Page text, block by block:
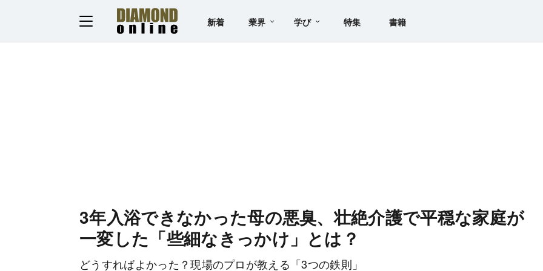
新着 業界 学び 特集 書籍
3年入浴できなかった母の悪臭、壮絶介護で平穏な家庭が
一変した「些細なきっかけ」とは？
どうすればよかった？現場のプロが教える「3つの鉄則」